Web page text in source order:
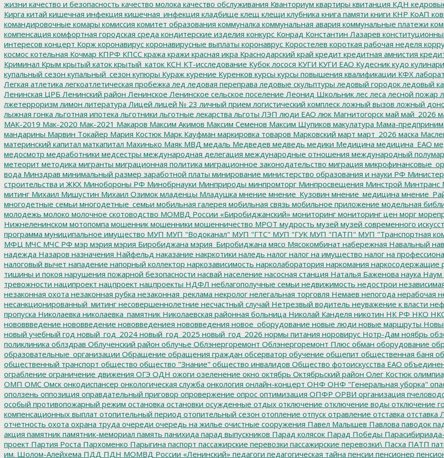
жизни качество и безопасность качество молока качество обслуживания Кванториум квартиры квитанция КДН
Кирга китай кишечная инфекция кишечная_инфекция кладбище клещ клещи клубника книга памяти книги КНР КоАП
командировочные комары комиссия комитет образования коммуналка коммунальная авария коммунальные платежи
компенсация комфортная городская среда кондитерские изделия конкурс Конрад Константин Лазарев
интересов концерт Корж коронавирус коронавирусные выплаты коронаврус Коростелев короткая рабочая неделя
космос котельная Кочмар КПРФ КПСС кража кражи красная икра Краснодарский край кредит кредитная амнистия
Криминал Крым крытый каток крытый_каток КСН КТ-исследование Кубок лосося КУГИ КУГИ ЕАО Кудесник кудо
купальный сезон купальный_сезон купюры Кураж курение Куренков курсы курсы повышения квалификации КФХ
Легкая атлетика легкоатлетическая пробежка лед ледовая переправа ледовые скульптуры ледовый городок ледовый
Ленинская ЦРБ Ленинский район Ленинское Ленинское сельское поселение Леонид Школьник лес леса лесной пожар
лжетерроризм лимон литература Лицей лицей № 23 личный прием логистический комплеск ложный вызов ложный
лыжная гонка льготная ипотека льготники льготные лекарства льготы ЛЭП люди ЕАО люк Магнитогорск май май_2026
МАК-2019 Мак-2020 Мак-2021 Макаров Максим Акимов Максим Семенов Максим Шупиков макулатура Мама-
мандарины Марвин Токайер Мария Костюк Марк Кауфман маркировка товаров Марковский март март_2026 маска
материнский капитал маткапитал Махинько Маяк МВД медаль Медведев медведь медики Медицина медицина_ЕАО
медосмотр медработники медсестры международная делегация международные отношения международный
метеорит методика мигранты миграционная политика миграционное законодательство миграция
вода Минздрав минимальный размер заработной платы минирование министерство образования и науки РФ
строительства и ЖКХ Минобороны РФ Минобрнауки Минприроды минпромторг Минпросвещения Минстрой Минтранс
митинг Михаил Мишустин Михаил Озимок младенцы Младушка мнение мнение_Кузовин мнение_медицина
многодетные семьи многодетные_семьи мобильная галерея мобильная связь мобильное приложение модельная
молодежь молоко молочное скотоводство МОМВД России «Биробиджанский» мониторинг мониторинг цен морг
Нижнеленинском мотопомпа мошенник мошенники мошенничество МРОТ мудрость музей музей современного
программа муниципальное имущество МУП МУП "Водоканал" МУП "ГТС" МУП "ГУК МУП "ПАТП" МУП "Транспортная
МФЦ МЧС МЧС РФ мэр мэрия мэрия Биробиджана мэрия_Биробиджана мясо Мясокомбинат набережная Навальный
надежда Назаров назначения Найфельд наказание накркотики наледь налог налог на имущество налог на
налоговый вычет нападение напорный коллектор наркозависимость нарколаборатория наркомания наркосодержащие
тишины и покоя нарушения пожарной безопасности насвай население насосная станция Наталья Баженова наука Наум
тревожности наципроект нацпроект нацпроекты НДФЛ неблагополучные семьи недвижимость недострои
незаконная охота незаконная рубка незаконная_реклама некролог нелегальная торговля Немаев непогода нерабочая
несанкционированный_митинг несовершеннолетние несчастный случай Нетрезвый водитель неуважение к власти
пропуска Николаевка николаевка_памятник Николаевская районная больница Николай Канделя никотин НК РФ НКО
нововвведение нововведение нововведениея нововведения новое_оборудование новые люди новые маршруты
новый учебный год новый_год_2024 новый_год_2025 новый_год_2026 нормы питания норовирус Нотр-Дам ноябрь
поликлиника облздрав Облученский район облучье Облэнергоремонт Облэнергоремонт Плюс обман оборудование
образовательные_организации Обращение обращения граждан обсерватор обучение общепит общественная баня
общественный транспорт общество общество "Знание" общество инвалидов Общество фотоискусства ЕАО
ограбление ограничение движения ОГЭ ОДН ожоги озеленение окно октябрь Октябрьский район Олег Костюк
ОМП ОМС Омск онкодиспансер онкологическая служба онкология онлайн-концерт ОНФ ОНФ "Генеральная уборка"
оползень оппозиция оправдательный приговор опровержение опрос оптимизация ОПФР ОРВИ организация
особый противопожарный режим остановка остановки осужденные отдых отключение отключение воды отключение
компенсационных выплат отопительный период отопительный сезон отопление отпуск отравление отставка отставка
отчетность охота охрана труда очереди очередь на жилье очистные сооружения Павел Малышев Павлова паводок
акция памятник памятник-мемориал память панихида парад выпускников Парад колясок Парад Победы
проект Партия Роста Пархоменко Парыгина паспорт пассажирские перевозки пассажирские перевозки\ Пасха ПАТП
им. Шолом-Алейхема ПДД ПДН МОМВД России «Ленинский» педагоги педагогическая тайна пенсии пенсионер